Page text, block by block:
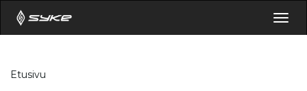
Etusivu